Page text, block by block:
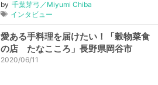
by 千葉芽弓／Miyumi Chiba
インタビュー
愛ある手料理を届けたい！「穀物菜食
の店 たなこころ」長野県岡谷市
2020/06/11